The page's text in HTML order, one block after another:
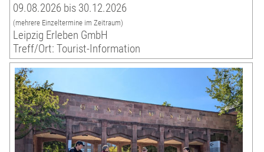
09.08.2026 bis 30.12.2026
(mehrere Einzeltermine im Zeitraum)
Leipzig Erleben GmbH
Treff/Ort: Tourist-Information